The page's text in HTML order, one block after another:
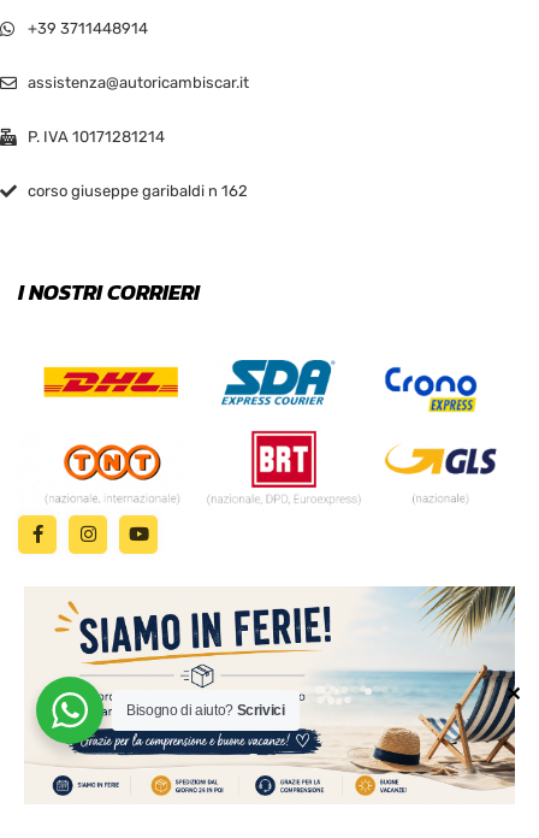
✕
+39 3711448914
assistenza@autoricambiscar.it
P. IVA 10171281214
corso giuseppe garibaldi n 162
I NOSTRI CORRIERI
© 2024 | MADE WITH ♥️ BY
Bisogno di aiuto? Scrivici